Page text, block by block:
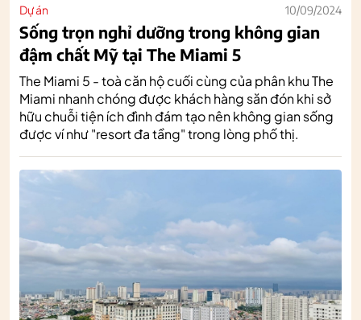
Dự án 10/09/2024
Sống trọn nghỉ dưỡng trong không gian
đậm chất Mỹ tại The Miami 5
The Miami 5 - toà căn hộ cuối cùng của phân khu The
Miami nhanh chóng được khách hàng săn đón khi sở
hữu chuỗi tiện ích đình đám tạo nên không gian sống
được ví như "resort đa tầng" trong lòng phố thị.